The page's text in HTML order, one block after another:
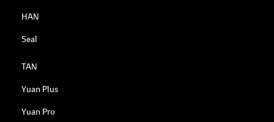
HAN
Seal
TAN
Yuan Plus
Yuan Pro